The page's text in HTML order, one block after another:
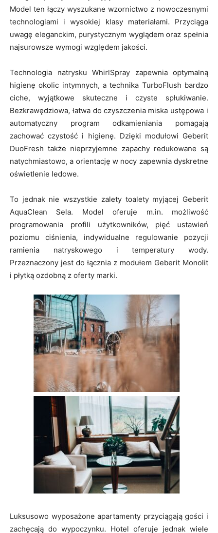
Model ten łączy wyszukane wzornictwo z nowoczesnymi
technologiami i wysokiej klasy materiałami. Przyciąga
uwagę eleganckim, purystycznym wyglądem oraz spełnia
najsurowsze wymogi względem jakości.
Technologia natrysku WhirlSpray zapewnia optymalną
higienę okolic intymnych, a technika TurboFlush bardzo
ciche, wyjątkowe skuteczne i czyste spłukiwanie.
Bezkrawędziowa, łatwa do czyszczenia miska ustępowa i
automatyczny program odkamieniania pomagają
zachować czystość i higienę. Dzięki modułowi Geberit
DuoFresh także nieprzyjemne zapachy redukowane są
natychmiastowo, a orientację w nocy zapewnia dyskretne
oświetlenie ledowe.
To jednak nie wszystkie zalety toalety myjącej Geberit
AquaClean Sela. Model oferuje m.in. możliwość
programowania profili użytkowników, pięć ustawień
poziomu ciśnienia, indywidualne regulowanie pozycji
ramienia natryskowego i temperatury wody.
Przeznaczony jest do łącznia z modułem Geberit Monolit
i płytką ozdobną z oferty marki.
Luksusowo wyposażone apartamenty przyciągają gości i
zachęcają do wypoczynku. Hotel oferuje jednak wiele